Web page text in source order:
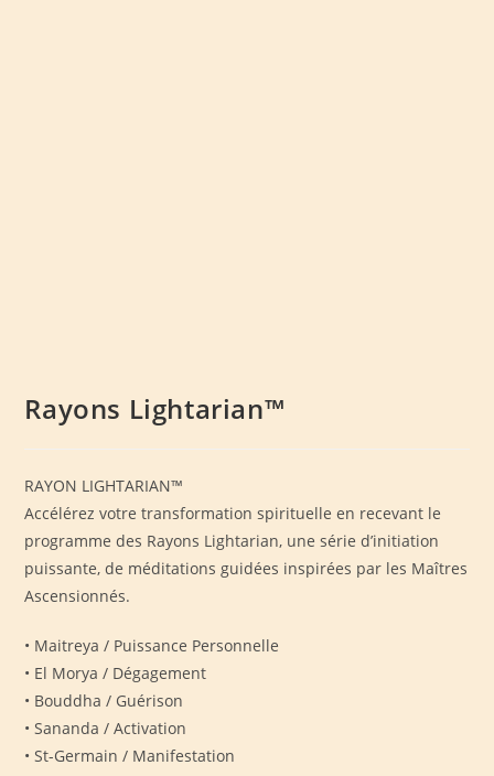
Rayons Lightarian™
RAYON LIGHTARIAN™
Accélérez votre transformation spirituelle en recevant le
programme des Rayons Lightarian, une série d’initiation
puissante, de méditations guidées inspirées par les Maîtres
Ascensionnés.
• Maitreya / Puissance Personnelle
• El Morya / Dégagement
• Bouddha / Guérison
• Sananda / Activation
• St-Germain / Manifestation